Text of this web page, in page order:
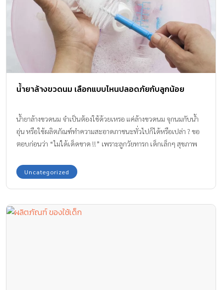
น้ำยาล้างขวดนม เลือกแบบไหนปลอดภัยกับลูกน้อย
น้ำยาล้างขวดนม จำเป็นต้องใช้ด้วยเหรอ แค่ล้างขวดนม จุกนมกับน้ำ
อุ่น หรือใช้ผลิตภัณฑ์ทำความสะอาดภาชนะทั่วไปก็ได้หรือเปล่า ? ขอ
ตอบก่อนว่า “ไม่ได้เด็ดขาด !!” เพราะลูกวัยทารก เด็กเล็กๆ สุขภาพ
โยน ไร้สารเคมี
Uncategorized